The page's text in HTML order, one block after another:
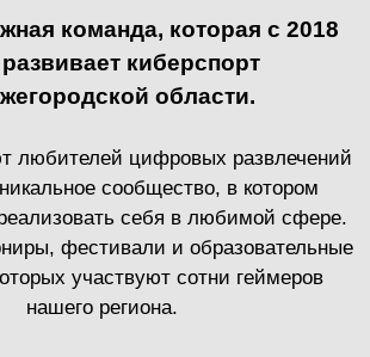
турниры,
почувствовать уникальную
соревнований как
в офлайн.
проявить себя